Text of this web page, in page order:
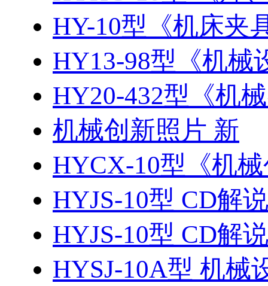
HY-10型《机床夹
HY13-98型《机械
HY20-432型《机
机械创新照片 新
HYCX-10型《机
HYJS-10型 CD解
HYJS-10型 CD解
HYSJ-10A型 机械